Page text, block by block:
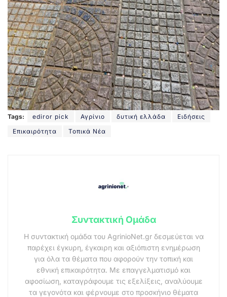
Tags: ediror pick Αγρίνιο δυτική ελλάδα
Ειδήσεις
Επικαιρότητα
Τοπικά Νέα
Συντακτική Ομάδα
Η συντακτική ομάδα του AgrinioNet.gr δεσμεύεται να
παρέχει έγκυρη, έγκαιρη και αξιόπιστη ενημέρωση
για όλα τα θέματα που αφορούν την τοπική και
εθνική επικαιρότητα. Με επαγγελματισμό και
αφοσίωση, καταγράφουμε τις εξελίξεις, αναλύουμε
τα γεγονότα και φέρνουμε στο προσκήνιο θέματα